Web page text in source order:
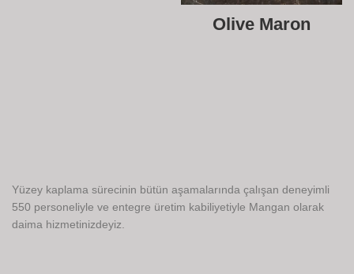
Olive Maron
Yüzey kaplama sürecinin bütün aşamalarında çalışan deneyimli
550 personeliyle ve entegre üretim kabiliyetiyle Mangan olarak
daima hizmetinizdeyiz.